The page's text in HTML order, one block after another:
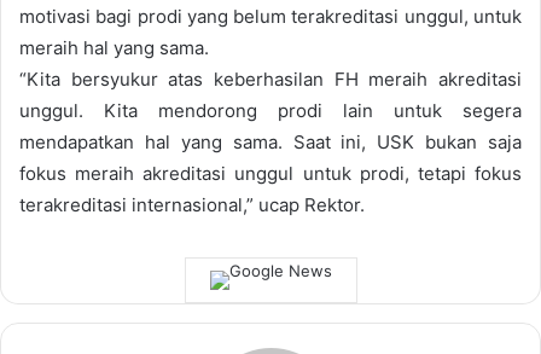
motivasi bagi prodi yang belum terakreditasi unggul, untuk
meraih hal yang sama.
“Kita bersyukur atas keberhasilan FH meraih akreditasi
unggul. Kita mendorong prodi lain untuk segera
mendapatkan hal yang sama. Saat ini, USK bukan saja
fokus meraih akreditasi unggul untuk prodi, tetapi fokus
terakreditasi internasional,” ucap Rektor.